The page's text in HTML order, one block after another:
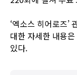
‘엑소스 히어로즈’
대한 자세한 내용
있다.